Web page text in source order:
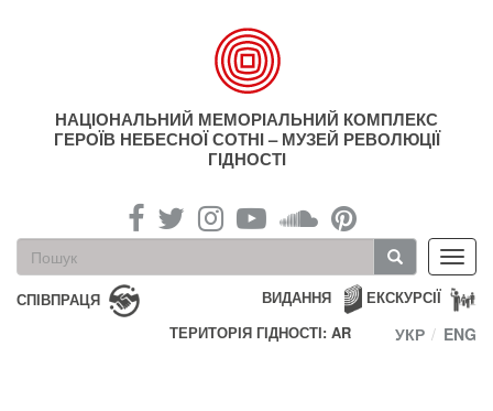
НАЦІОНАЛЬНИЙ МЕМОРІАЛЬНИЙ КОМПЛЕКС
ГЕРОЇВ НЕБЕСНОЇ СОТНІ – МУЗЕЙ РЕВОЛЮЦІЇ
ГІДНОСТІ
Пошукова
форма
Пошук
СПІВПРАЦЯ ЕКСКУРСІЇ
ВИДАННЯ
ТЕРИТОРІЯ ГІДНОСТІ: AR
УКР ENG